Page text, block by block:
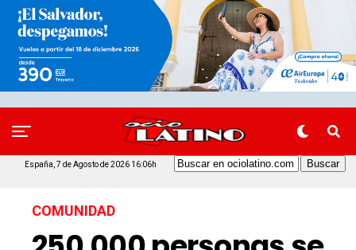
España, 7 de Agosto de 2026 16:06h
COMUNIDAD